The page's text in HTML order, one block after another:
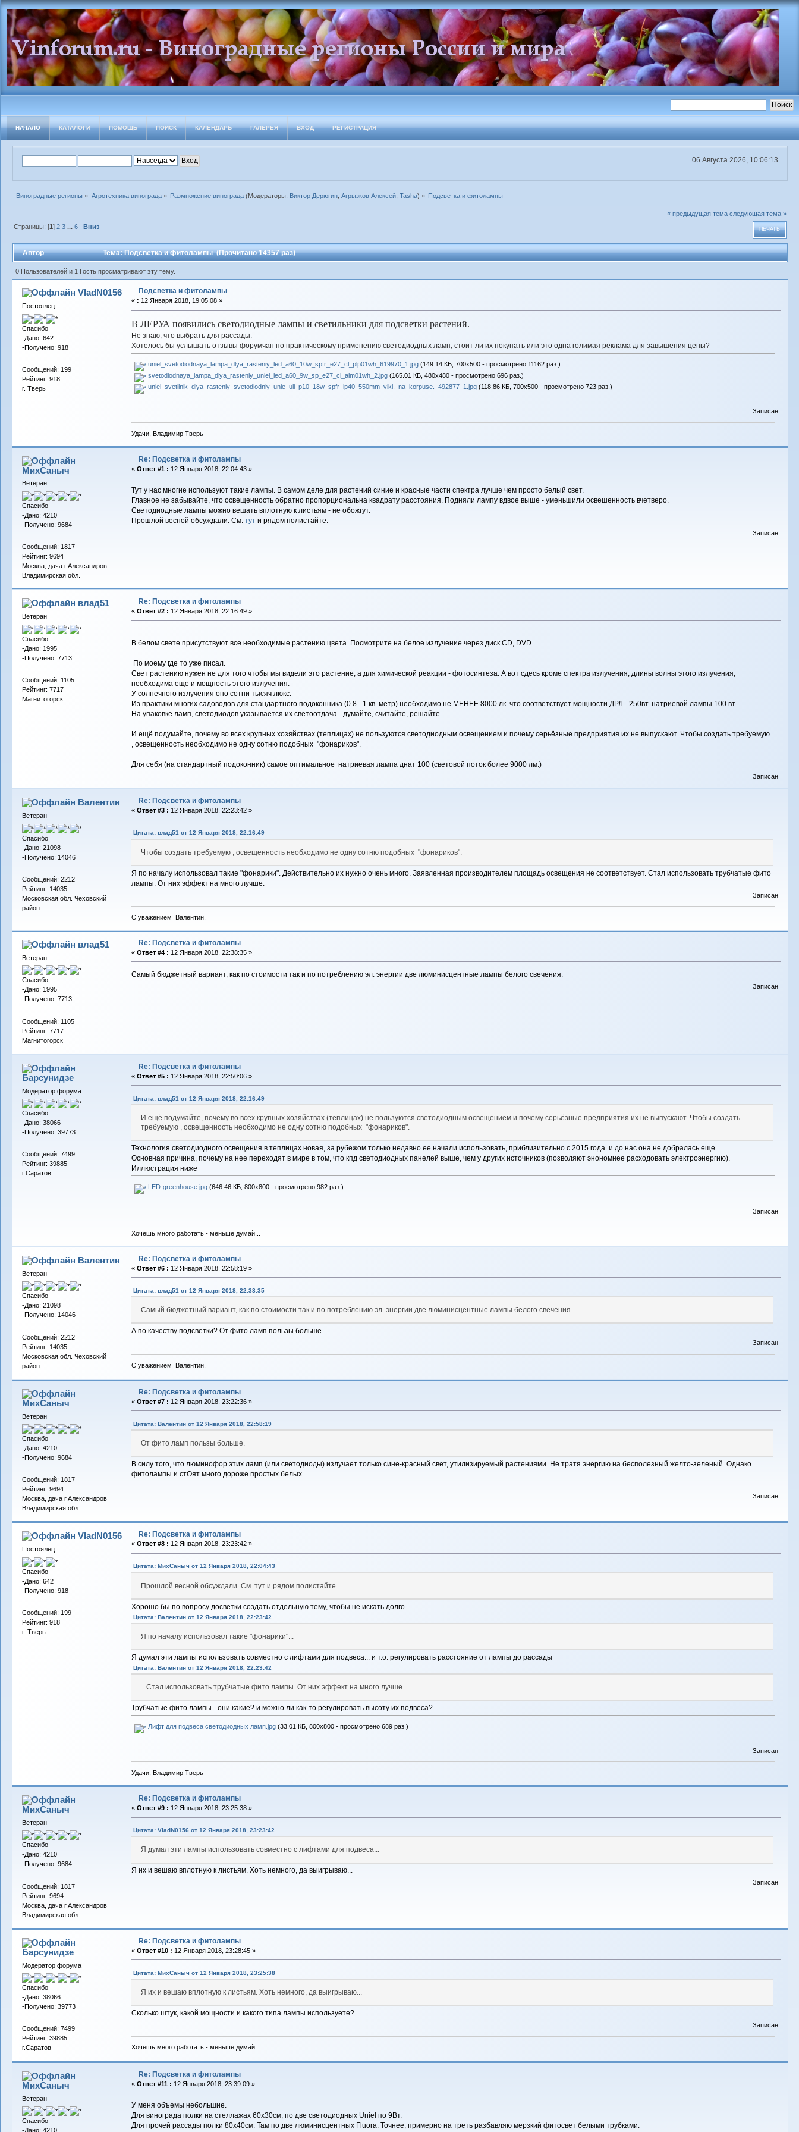
НАЧАЛО КАТАЛОГИ ПОМОЩЬ ПОИСК КАЛЕНДАРЬ ГАЛЕРЕЯ ВХОД РЕГИСТРАЦИЯ
06 Августа 2026, 10:06:13
Виноградные регионы » Агротехника винограда» Размножение винограда(Модераторы: Виктор Дерюгин, Агрызков Алексей, Tasha) » Подсветка и фитолампы
« предыдущая тема следующая тема »
ПЕЧАТЬ
Страницы: [1]2 3 ...6 Вниз
Автор Тема: Подсветка и фитолампы (Прочитано 14357 раз)
0 Пользователей и 1 Гость просматривают эту тему.
VladN0156
Постоялец
Спасибо
-Дано: 642
-Получено: 918
Сообщений: 199
Рейтинг: 918
г. Тверь
Подсветка и фитолампы
« : 12 Января 2018, 19:05:08 »
В ЛЕРУА появились светодиодные лампы и светильники для подсветки растений.
Не знаю, что выбрать для рассады.
Хотелось бы услышать отзывы форумчан по практическому применению светодиодных ламп, стоит ли их покупать или это одна голимая реклама для завышения цены?
uniel_svetodiodnaya_lampa_dlya_rasteniy_led_a60_10w_spfr_e27_cl_plp01wh_619970_1.jpg(149.14 КБ, 700x500 - просмотрено 11162 раз.)
svetodiodnaya_lampa_dlya_rasteniy_uniel_led_a60_9w_sp_e27_cl_alm01wh_2.jpg(165.01 КБ, 480x480 - просмотрено 696 раз.)
uniel_svetilnik_dlya_rasteniy_svetodiodniy_unie_uli_p10_18w_spfr_ip40_550mm_vikl._na_korpuse._492877_1.jpg(118.86 КБ, 700x500 - просмотрено 723 раз.)
Записан
Удачи, Владимир Тверь
МихСаныч
Ветеран
Спасибо
-Дано: 4210
-Получено: 9684
Сообщений: 1817
Рейтинг: 9694
Москва, дача г.Александров
Владимирская обл.
Re: Подсветка и фитолампы
« Ответ #1 : 12 Января 2018, 22:04:43 »
Тут у нас многие используют такие лампы. В самом деле для растений синие и красные части спектра лучше чем просто белый свет.
Главное не забывайте, что освещенность обратно пропорциональна квадрату расстояния. Подняли лампу вдвое выше - уменьшили освешенность вчетверо.
Светодиодные лампы можно вешать вплотную к листьям - не обожгут.
Прошлой весной обсуждали. См. тути рядом полистайте.
Записан
влад51
Ветеран
Спасибо
-Дано: 1995
-Получено: 7713
Сообщений: 1105
Рейтинг: 7717
Магнитогорск
Re: Подсветка и фитолампы
« Ответ #2 : 12 Января 2018, 22:16:49 »
В белом свете присутствуют все необходимые растению цвета. Посмотрите на белое излучение через диск CD, DVD
По моему где то уже писал.
Свет растению нужен не для того чтобы мы видели это растение, а для химической реакции - фотосинтеза. А вот сдесь кроме спектра излучения, длины волны этого излучения,
необходима еще и мощность этого излучения.
У солнечного излучения оно сотни тысяч люкс.
Из практики многих садоводов для стандартного подоконника (0.8 - 1 кв. метр) необходимо не МЕНЕЕ 8000 лк. что соответствует мощности ДРЛ - 250вт. натриевой лампы 100 вт.
На упаковке ламп, светодиодов указывается их светоотдача - думайте, считайте, решайте.
И ещё подумайте, почему во всех крупных хозяйствах (теплицах) не пользуются светодиодным освещением и почему серьёзные предприятия их не выпускают. Чтобы создать требуемую
, освещенность необходимо не одну сотню подобных "фонариков".
Для себя (на стандартный подоконник) самое оптимальное натриевая лампа днат 100 (световой поток более 9000 лм.)
Записан
Валентин
Ветеран
Спасибо
-Дано: 21098
-Получено: 14046
Сообщений: 2212
Рейтинг: 14035
Московская обл. Чеховский
район.
Re: Подсветка и фитолампы
« Ответ #3 : 12 Января 2018, 22:23:42 »
Цитата: влад51 от 12 Января 2018, 22:16:49
Чтобы создать требуемую , освещенность необходимо не одну сотню подобных "фонариков".
Я по началу использовал такие "фонарики". Действительно их нужно очень много. Заявленная производителем площадь освещения не соответствует. Стал использовать трубчатые фито
лампы. От них эффект на много лучше.
Записан
С уважением Валентин.
влад51
Ветеран
Спасибо
-Дано: 1995
-Получено: 7713
Сообщений: 1105
Рейтинг: 7717
Магнитогорск
Re: Подсветка и фитолампы
« Ответ #4 : 12 Января 2018, 22:38:35 »
Самый бюджетный вариант, как по стоимости так и по потреблению эл. энергии две люминисцентные лампы белого свечения.
Записан
Барсунидзе
Модератор форума
Спасибо
-Дано: 38066
-Получено: 39773
Сообщений: 7499
Рейтинг: 39885
г.Саратов
Re: Подсветка и фитолампы
« Ответ #5 : 12 Января 2018, 22:50:06 »
Цитата: влад51 от 12 Января 2018, 22:16:49
И ещё подумайте, почему во всех крупных хозяйствах (теплицах) не пользуются светодиодным освещением и почему серьёзные предприятия их не выпускают. Чтобы создать
требуемую , освещенность необходимо не одну сотню подобных "фонариков".
Технология светодиодного освещения в теплицах новая, за рубежом только недавно ее начали использовать, приблизительно с 2015 года и до нас она не добралась еще.
Основная причина, почему на нее переходят в мире в том, что кпд светодиодных панелей выше, чем у других источников (позволяют энономнее расходовать электроэнергию).
Иллюстрация ниже
LED-greenhouse.jpg(646.46 КБ, 800x800 - просмотрено 982 раз.)
Записан
Хочешь много работать - меньше думай...
Валентин
Ветеран
Спасибо
-Дано: 21098
-Получено: 14046
Сообщений: 2212
Рейтинг: 14035
Московская обл. Чеховский
район.
Re: Подсветка и фитолампы
« Ответ #6 : 12 Января 2018, 22:58:19 »
Цитата: влад51 от 12 Января 2018, 22:38:35
Самый бюджетный вариант, как по стоимости так и по потреблению эл. энергии две люминисцентные лампы белого свечения.
А по качеству подсветки? От фито ламп пользы больше.
Записан
С уважением Валентин.
МихСаныч
Ветеран
Спасибо
-Дано: 4210
-Получено: 9684
Сообщений: 1817
Рейтинг: 9694
Москва, дача г.Александров
Владимирская обл.
Re: Подсветка и фитолампы
« Ответ #7 : 12 Января 2018, 23:22:36 »
Цитата: Валентин от 12 Января 2018, 22:58:19
От фито ламп пользы больше.
В силу того, что люминофор этих ламп (или светодиоды) излучает только сине-красный свет, утилизируемый растениями. Не тратя энергию на бесполезный желто-зеленый. Однако
фитолампы и стОят много дороже простых белых.
Записан
VladN0156
Постоялец
Спасибо
-Дано: 642
-Получено: 918
Сообщений: 199
Рейтинг: 918
г. Тверь
Re: Подсветка и фитолампы
« Ответ #8 : 12 Января 2018, 23:23:42 »
Цитата: МихСаныч от 12 Января 2018, 22:04:43
Прошлой весной обсуждали. См. тут и рядом полистайте.
Хорошо бы по вопросу досветки создать отдельную тему, чтобы не искать долго...
Цитата: Валентин от 12 Января 2018, 22:23:42
Я по началу использовал такие "фонарики"...
Я думал эти лампы использовать совместно с лифтами для подвеса... и т.о. регулировать расстояние от лампы до рассады
Цитата: Валентин от 12 Января 2018, 22:23:42
...Стал использовать трубчатые фито лампы. От них эффект на много лучше.
Трубчатые фито лампы - они какие? и можно ли как-то регулировать высоту их подвеса?
Лифт для подвеса светодиодных ламп.jpg(33.01 КБ, 800x800 - просмотрено 689 раз.)
Записан
Удачи, Владимир Тверь
МихСаныч
Ветеран
Спасибо
-Дано: 4210
-Получено: 9684
Сообщений: 1817
Рейтинг: 9694
Москва, дача г.Александров
Владимирская обл.
Re: Подсветка и фитолампы
« Ответ #9 : 12 Января 2018, 23:25:38 »
Цитата: VladN0156 от 12 Января 2018, 23:23:42
Я думал эти лампы использовать совместно с лифтами для подвеса...
Я их и вешаю вплотную к листьям. Хоть немного, да выигрываю...
Записан
Барсунидзе
Модератор форума
Спасибо
-Дано: 38066
-Получено: 39773
Сообщений: 7499
Рейтинг: 39885
г.Саратов
Re: Подсветка и фитолампы
« Ответ #10 : 12 Января 2018, 23:28:45 »
Цитата: МихСаныч от 12 Января 2018, 23:25:38
Я их и вешаю вплотную к листьям. Хоть немного, да выигрываю...
Сколько штук, какой мощности и какого типа лампы используете?
Записан
Хочешь много работать - меньше думай...
МихСаныч
Ветеран
Спасибо
-Дано: 4210
Re: Подсветка и фитолампы
« Ответ #11 : 12 Января 2018, 23:39:09 »
У меня объемы небольшие.
Для винограда полки на стеллажах 60х30см, по две светодиодных Uniel по 9Вт.
Для прочей рассады полки 80х40см. Там по две люминисцентных Fluora. Точнее, примерно на треть разбавляю мерзкий фитосвет белыми трубками.